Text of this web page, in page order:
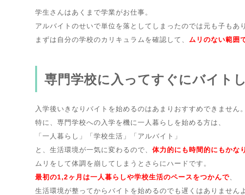
学生さんはあくまで学業がお仕事。
アルバイトのせいで単位を落としてしまったのでは元も子もあ
まずは自分の学校のカリキュラムを確認して、 ムリのない範囲
専門学校に入ってすぐにバイト
入学後いきなりバイトを始めるのはあまりおすすめできません
特に、専門学校への入学を機に一人暮らしを始める方は、
「一人暮らし」「学校生活」「アルバイト」
と、生活環境が一気に変わるので、 体力的にも時間的にもかな
ムリをして体調を崩してしまうとさらにハードです。
最初の1,2ヶ月は一人暮らしや学校生活のペースをつかんで
生活環境が整ってからバイトを始めるのでも遅くはありません